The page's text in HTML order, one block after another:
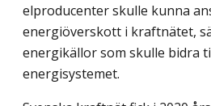
elproducenter skulle kunna
energiöverskott i kraftnätet,
energikällor som skulle bidra
energisystemet.